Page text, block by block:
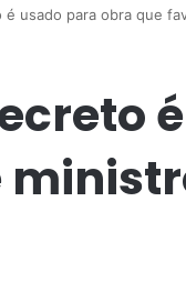
usado para obra que